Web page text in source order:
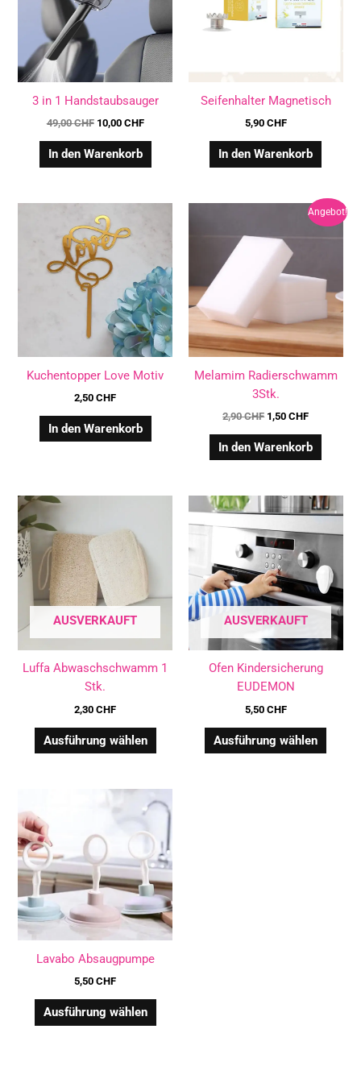
3 in 1 Handstaubsauger
49,00CHF 10,00 CHF
In den Warenkorb
Seifenhalter Magnetisch
5,90 CHF
In den Warenkorb
Kuchentopper Love Motiv
2,50CHF
In den Warenkorb
Angebot!
Melamim Radierschwamm
3Stk.
2,90CHF
Ursprünglicher
war:
2,90 CHF
1,50CHF
Aktueller
Preis
In den Warenkorb
AUSVERKAUFT
Luffa Abwaschschwamm 1
Stk.
2,30CHF
Ausführung wählen
Produkt
Varianten
auf.
können
auf
gewählt
AUSVERKAUFT
Ofen Kindersicherung
EUDEMON
5,50 CHF
Ausführung wählen
weist
auf.
Die
Lavabo Absaugpumpe
5,50CHF
Ausführung wählen
Dieses
Produkt
weist
mehrere
Varianten
auf.
Die
Optionen
können
Produktseite